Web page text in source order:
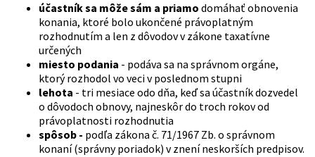
účastník sa môže sám a priamo domáhať obnovenia
konania, ktoré bolo ukončené právoplatným
rozhodnutím a len z dôvodov v zákone taxatívne
určených
miesto podania - podáva sa na správnom orgáne,
ktorý rozhodol vo veci v poslednom stupni
lehota - tri mesiace odo dňa, keď sa účastník dozvedel
o dôvodoch obnovy, najneskôr do troch rokov od
právoplatnosti rozhodnutia
spôsob - podľa zákona č. 71/1967 Zb. o správnom
konaní (správny poriadok) v znení neskorších predpisov.